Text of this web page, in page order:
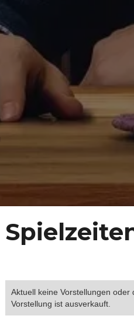
Aktuell keine Vorstellungen oder
Vorstellung ist ausverkauft.